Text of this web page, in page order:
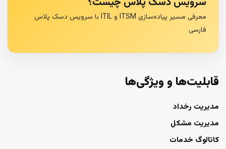
معرفی مسیر پیاده‌سازی ITSM و ITIL با سرویس دسک پلاس
فارسی
قابلیت‌ها و ویژگی‌ها
مدیریت رخداد
مدیریت مشکل
کاتالوگ خدمات